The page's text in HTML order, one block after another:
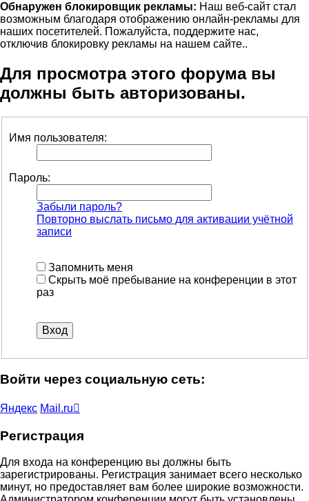
Обнаружен блокировщик рекламы: Наш веб-сайт стал
возможным благодаря отображению онлайн-рекламы для
наших посетителей. Пожалуйста, поддержите нас,
отключив блокировку рекламы на нашем сайте..
Для просмотра этого форума вы
должны быть авторизованы.
Имя пользователя:
Пароль:
Забыли пароль?
Повторно выслать письмо для активации учётной
записи
Запомнить меня
Скрыть моё пребывание на конференции в этот
раз
Войти через социальную сеть:
Яндекс Mail.ru
Регистрация
Для входа на конференцию вы должны быть
зарегистрированы. Регистрация занимает всего несколько
минут, но предоставляет вам более широкие возможности.